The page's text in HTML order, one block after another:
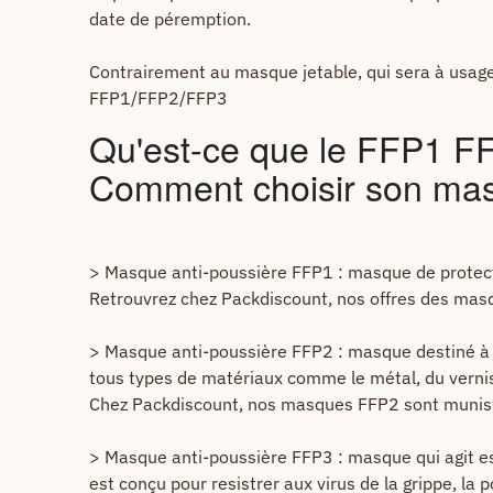
date de péremption.
Contrairement au masque jetable, qui sera à
FFP1/FFP2/FFP3
Qu'est-ce que le FFP1
Comment choisir son
> Masque anti-poussière FFP1 : masque de
Retrouvrez chez Packdiscount, nos offres des
> Masque anti-poussière FFP2 : masque destiné
tous types de matériaux comme le métal, du
Chez Packdiscount, nos masques FFP2 sont
> Masque anti-poussière FFP3 : masque qui
est conçu pour resistrer aux virus de la grippe, la